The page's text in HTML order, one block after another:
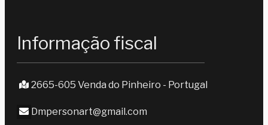
Informação fiscal
2665-605 Venda do Pinheiro - Portugal
Dmpersonart@gmail.com